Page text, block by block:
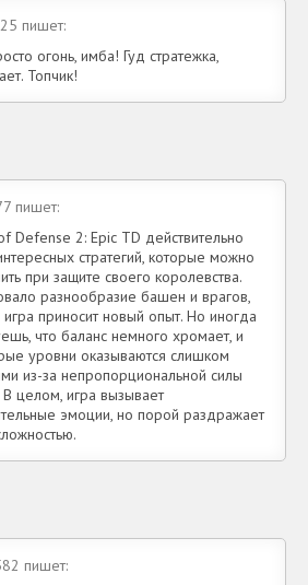
пишет:
огонь, имба! Гуд стратежка,
Топчик!
пишет:
Defense 2: Epic TD действительно
стратегий, которые можно
при защите своего королевства.
разнообразие башен и врагов,
приносит новый опыт. Но иногда
что баланс немного хромает, и
уровни оказываются слишком
из-за непропорциональной силы
В целом, игра вызывает
эмоции, но порой раздражает
пишет: